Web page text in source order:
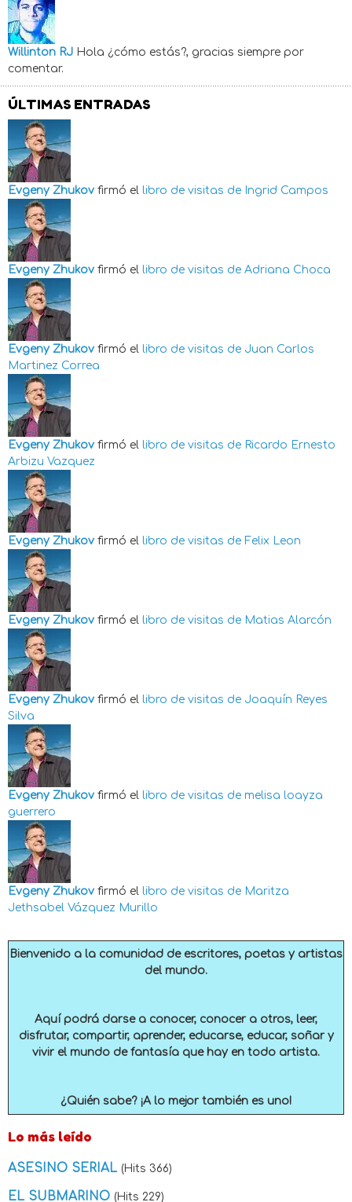
Willinton RJ Hola ¿cómo estás?, gracias siempre por
comentar.
ÚLTIMAS ENTRADAS
Evgeny Zhukov firmó el libro de visitas de Ingrid Campos
Evgeny Zhukov firmó el libro de visitas de Adriana Choca
Evgeny Zhukov firmó el libro de visitas de Juan Carlos
Martinez Correa
Evgeny Zhukov firmó el libro de visitas de Ricardo Ernesto
Arbizu Vazquez
Evgeny Zhukov firmó el libro de visitas de Felix Leon
Evgeny Zhukov firmó el libro de visitas de Matias Alarcón
Evgeny Zhukov firmó el libro de visitas de Joaquín Reyes
Silva
Evgeny Zhukov firmó el libro de visitas de melisa loayza
guerrero
Evgeny Zhukov firmó el libro de visitas de Maritza
Jethsabel Vázquez Murillo
Bienvenido a la comunidad de escritores, poetas y artistas
del mundo.
Aquí podrá darse a conocer, conocer a otros, leer,
disfrutar, compartir, aprender, educarse, educar, soñar y
vivir el mundo de fantasía que hay en todo artista.
¿Quién sabe? ¡A lo mejor también es uno!
Lo más leído
ASESINO SERIAL (Hits 366)
EL SUBMARINO (Hits 229)